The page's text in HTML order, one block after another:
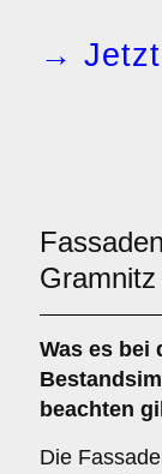
→ Jetzt
Gramnitz
Was es bei
beachten
Die